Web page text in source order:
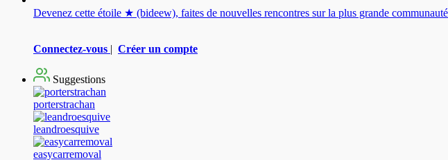
Devenez cette étoile ★ (bideew), faites de nouvelles rencontres sur la plus grande
Connectez-vous | Créer un compte
Suggestions
porterstrachan
leandroesquive
easycarremoval